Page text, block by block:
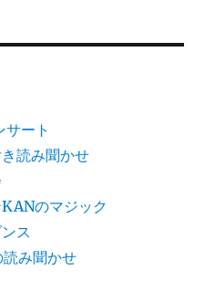
ート
読み聞かせ
のマジック
ス
み聞かせ